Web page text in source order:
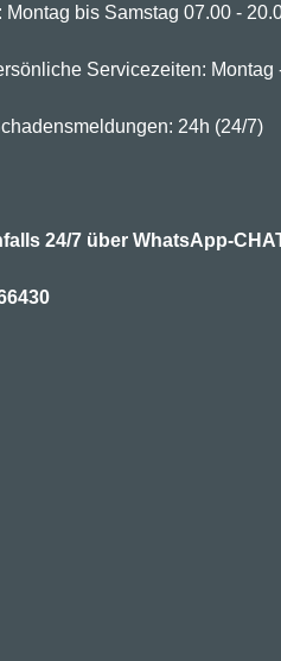
bis Samstag 07.00 -
Servicezeiten: Montag
24h (24/7)
24/7 über WhatsApp-